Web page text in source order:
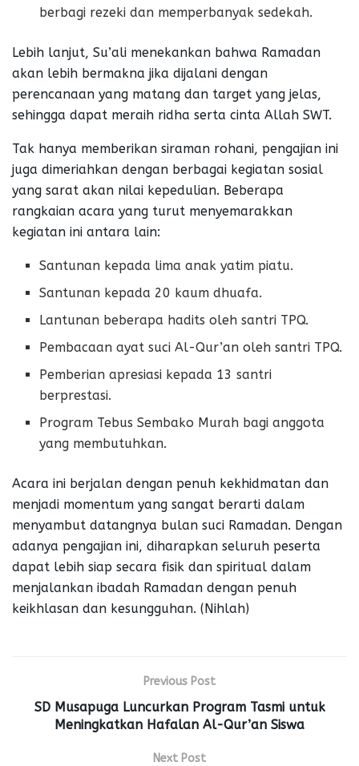
berbagi rezeki dan memperbanyak sedekah.
Lebih lanjut, Su’ali menekankan bahwa Ramadan
akan lebih bermakna jika dijalani dengan
perencanaan yang matang dan target yang jelas,
sehingga dapat meraih ridha serta cinta Allah SWT.
Tak hanya memberikan siraman rohani, pengajian ini
juga dimeriahkan dengan berbagai kegiatan sosial
yang sarat akan nilai kepedulian. Beberapa
rangkaian acara yang turut menyemarakkan
kegiatan ini antara lain:
Santunan kepada lima anak yatim piatu.
Santunan kepada 20 kaum dhuafa.
Lantunan beberapa hadits oleh santri TPQ.
Pembacaan ayat suci Al-Qur’an oleh santri TPQ.
Pemberian apresiasi kepada 13 santri
berprestasi.
Program Tebus Sembako Murah bagi anggota
yang membutuhkan.
Acara ini berjalan dengan penuh kekhidmatan dan
menjadi momentum yang sangat berarti dalam
menyambut datangnya bulan suci Ramadan. Dengan
adanya pengajian ini, diharapkan seluruh peserta
dapat lebih siap secara fisik dan spiritual dalam
menjalankan ibadah Ramadan dengan penuh
keikhlasan dan kesungguhan. (Nihlah)
Previous Post
SD Musapuga Luncurkan Program Tasmi untuk
Meningkatkan Hafalan Al-Qur’an Siswa
Next Post